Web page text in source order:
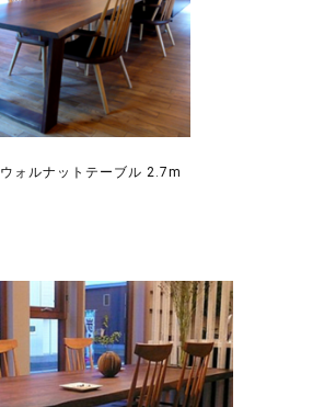
ウォルナットテーブル 2.7m